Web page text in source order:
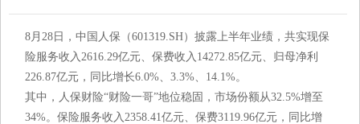
8月28日，中国人保（601319.SH）披露上半年业绩，共实现保
险服务收入2616.29亿元、保费收入14272.85亿元、归母净利
226.87亿元，同比增长6.0%、3.3%、14.1%。
其中，人保财险“财险一哥”地位稳固，市场份额从32.5%增至
34%。保险服务收入2358.41亿元、保费3119.96亿元，同比增